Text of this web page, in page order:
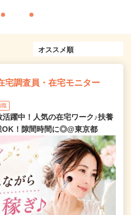
宅調査員・在宅モニター
躍中！人気の在宅ワーク♪扶養
OK！隙間時間に◎@東京都